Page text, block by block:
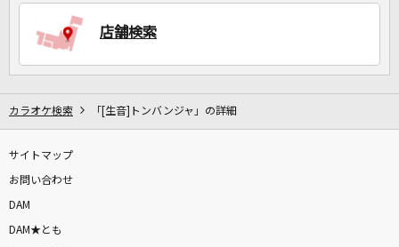
自宅でカラオケ歌い放題！
店舗検索
カラオケ検索 「[生音]トンバンジャ」の詳細
サイトマップ
お問い合わせ
DAM
DAM★とも